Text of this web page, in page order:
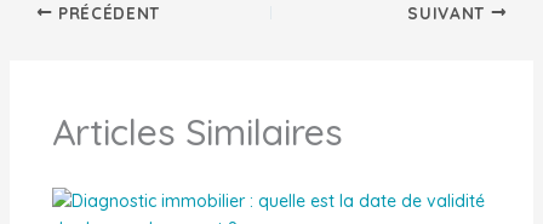
PRÉCÉDENT SUIVANT
Articles Similaires